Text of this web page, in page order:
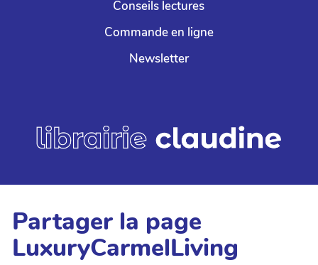
Conseils lectures
Commande en ligne
Newsletter
Partager la page
LuxuryCarmelLiving